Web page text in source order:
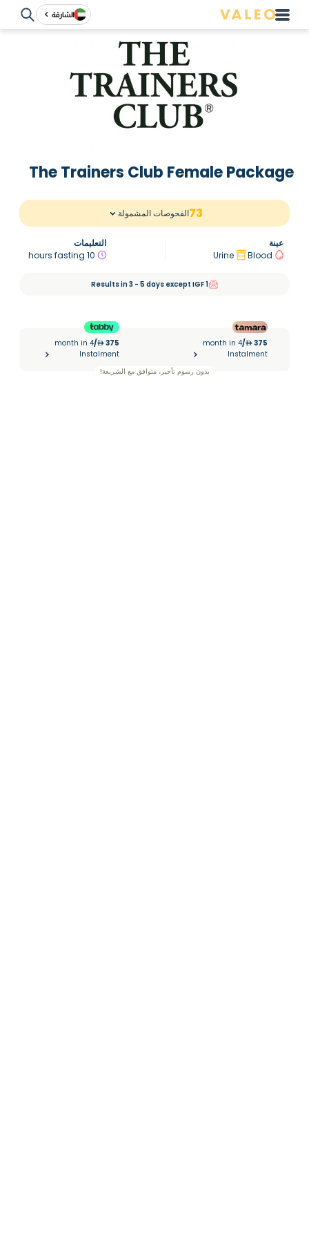
الشارقة
The Trainers Club Female Package
73الفحوصات المشمولة
عينة
Blood
Urine
التعليمات
10 hours fasting
Results in 3 - 5 days except IGF 1
375
/
month in 4
Instalment
375
/
month in 4
Instalment
بدون رسوم تأخير، متوافق مع الشريعة!